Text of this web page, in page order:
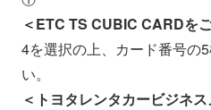
＜ETC TS CUBIC CARDを
4を選択の上、カード番号の
い。
＜トヨタレンタカービジネ